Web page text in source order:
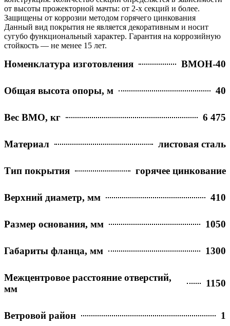
от высоты прожекторной мачты: от 2-х секций и более.
Защищены от коррозии методом горячего цинкования
Данный вид покрытия не является декоративным и носит
сугубо функциональный характер. Гарантия на коррозийную
стойкость — не менее 15 лет.
Номенклатура изготовления ВМОН-40
Общая высота опоры, м 40
Вес ВМО, кг 6 475
Материал листовая сталь
Тип покрытия горячее цинкование
Верхний диаметр, мм 410
Размер основания, мм 1050
Габариты фланца, мм 1300
Межцентровое расстояние отверстий,
мм
1150
Ветровой район 1